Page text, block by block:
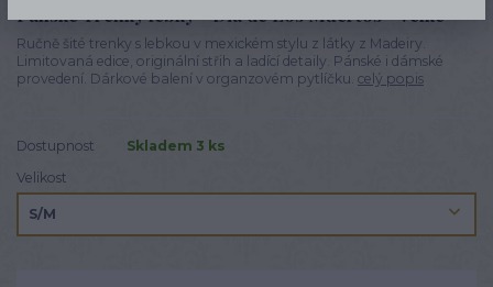
Pánské Trenky lebky - Dia de Los Muertos - Velké
Ručně šité trenky s lebkou v mexickém stylu z látky z Madeiry.
Limitovaná edice, originální střih a ladící detaily. Pánské i dámské
provedení. Dárkové balení v organzovém pytlíčku. celý popis
Dostupnost
Skladem 3 ks
Velikost